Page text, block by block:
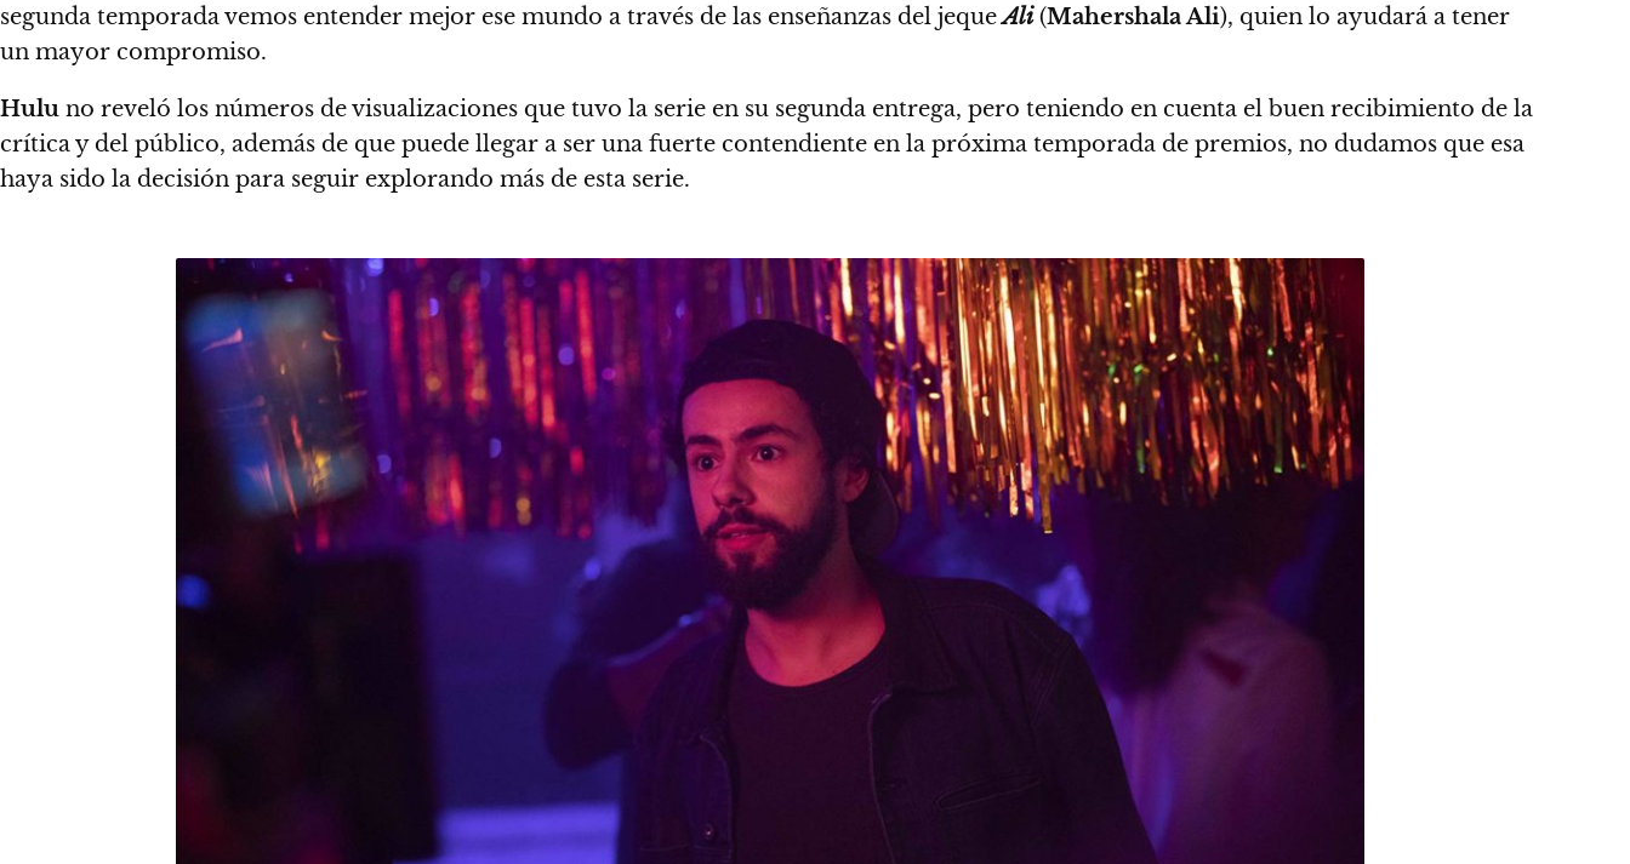
segunda temporada vemos entender mejor ese mundo a través de las enseñanzas del jequeAli(Mahershala Ali), quien lo ayudará a tener
un mayor compromiso.
Hulu no reveló los números de visualizaciones que tuvo la serie en su segunda entrega, pero teniendo en cuenta el buen recibimiento de la
crítica y del público, además de que puede llegar a ser una fuerte contendiente en la próxima temporada de premios, no dudamos que esa
haya sido la decisión para seguir explorando más de esta serie.